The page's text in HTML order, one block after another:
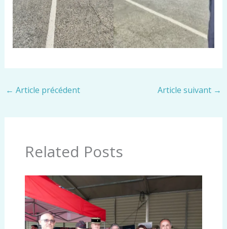
← Article précédent Article suivant →
Related Posts